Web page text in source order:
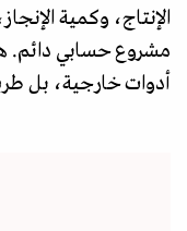
الإنتاج، وكمية
مشروع حسابي دائم.
أدوات خارجية، بل